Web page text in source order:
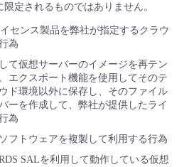
定されるものではありません。
センス製品を弊社が指定するクラウ
為
て仮想サーバーのイメージを再テン
エクスポート機能を使用してそのテ
ド環境以外に保存し、そのファイル
ーを作成して、弊社が提供したライ
為
フトウェアを複製して利用する行為
SALを利用して動作している仮想